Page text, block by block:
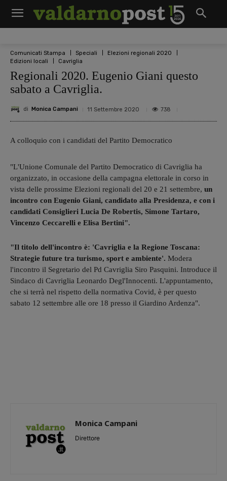
Comunicati Stampa Speciali
Elezioni regionali 2020
Edizioni locali
Cavriglia
Regionali 2020. Eugenio Giani questo
sabato a Cavriglia.
di Monica Campani 11 Settembre 2020 738
A colloquio con i candidati del Partito Democratico
"L'Unione Comunale del Partito Democratico di Cavriglia ha
organizzato, in occasione della campagna elettorale in corso in
vista delle prossime Elezioni regionali del 20 e 21 settembre, un
incontro con Eugenio Giani, candidato alla Presidenza, e con i
candidati Consiglieri Lucia De Robertis, Simone Tartaro,
Vincenzo Ceccarelli e Elisa Bertini".
"Il titolo dell'incontro è: 'Cavriglia e la Regione Toscana:
Strategie future tra turismo, sport e ambiente'. Modera
l'incontro il Segretario del Pd Cavriglia Siro Pasquini. Introduce il
Sindaco di Cavriglia Leonardo Degl'Innocenti. L'appuntamento,
che si terrà nel rispetto della normativa Covid, è per questo
sabato 12 settembre alle ore 18 presso il Giardino Ardenza".
Monica Campani
Direttore